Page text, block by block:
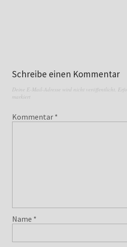
Schreibe einen Kommentar
Deine E-Mail-Adresse wird nicht veröffentlicht.
markiert
Kommentar *
Name *